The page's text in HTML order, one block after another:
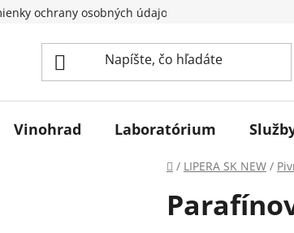
ochrany osobných údajov
Vinohrad Laboratórium
Domov
/ LIPERA SK NEW /